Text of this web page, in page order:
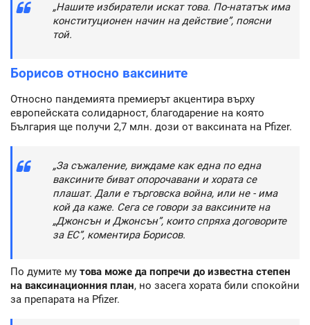
„Нашите избиратели искат това. По-нататък има
конституционен начин на действие”, поясни
той.
Борисов относно ваксините
Относно пандемията премиерът акцентира върху
европейската солидарност, благодарение на която
България ще получи 2,7 млн. дози от ваксината на Pfizer.
„За съжаление, виждаме как една по една
ваксините биват опорочавани и хората се
плашат. Дали е търговска война, или не - има
кой да каже. Сега се говори за ваксините на
„Джонсън и Джонсън”, които спряха договорите
за ЕС”, коментира Борисов.
По думите му това може да попречи до известна степен
на ваксинационния план, но засега хората били спокойни
за препарата на Pfizer.